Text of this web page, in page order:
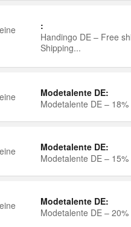
:
Handingo DE – Free
Shipping...
Modetalente DE:
Modetalente DE – 18%
Modetalente DE:
Modetalente DE – 15%
Modetalente DE:
Modetalente DE – 20%